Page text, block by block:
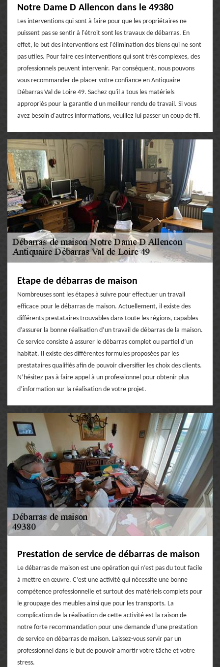
Notre Dame D Allencon dans le 49380
Les interventions qui sont à faire pour que les propriétaires ne
puissent pas se sentir à l'étroit sont les travaux de débarras. En
effet, le but des interventions est l'élimination des biens qui ne sont
pas utiles. Pour faire ces interventions qui sont très complexes, des
professionnels peuvent intervenir. Par conséquent, nous pouvons
vous recommander de placer votre confiance en Antiquaire
Débarras Val de Loire 49. Sachez qu'il a tous les matériels
appropriés pour la garantie d'un meilleur rendu de travail. Si vous
avez besoin d'autres informations, veuillez lui passer un coup de fil.
Etape de débarras de maison
Nombreuses sont les étapes à suivre pour effectuer un travail
efficace pour le débarras de maison. Actuellement, il existe des
différents prestataires trouvables dans toute les régions, capables
d’assurer la bonne réalisation d’un travail de débarras de la maison.
Ce service consiste à assurer le débarras complet ou partiel d’un
habitat. Il existe des différentes formules proposées par les
prestataires qualifiés afin de pouvoir diversifier les choix des clients.
N’hésitez pas à faire appel à un professionnel pour obtenir plus
d’information sur la réalisation de votre projet.
Prestation de service de débarras de maison
Le débarras de maison est une opération qui n’est pas du tout facile
à mettre en œuvre. C’est une activité qui nécessite une bonne
compétence professionnelle et surtout des matériels complets pour
le groupage des meubles ainsi que pour les transports. La
complication de la réalisation de cette activité est la raison de
notre forte recommandation pour une demande d’une prestation
de service en débarras de maison. Laissez-vous servir par un
professionnel dans le but de pouvoir amortir votre tâche et votre
stress.